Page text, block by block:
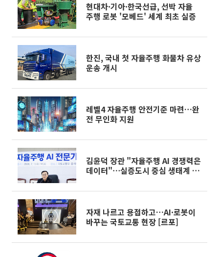
현대차·기아·한국선급, 선박 자율
주행 로봇 '모베드' 세계 최초 실증
한진, 국내 첫 자율주행 화물차 유상
운송 개시
레벨4 자율주행 안전기준 마련…완
전 무인화 지원
김윤덕 장관 "자율주행 AI 경쟁력은
데이터"⋯실증도시 중심 생태계 구
자재 나르고 용접하고…AI·로봇이
바꾸는 국토교통 현장 [르포]